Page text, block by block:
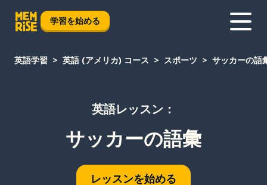
学習を始める
英語学習 英語 (アメリカ) コース スポーツ サッカーの語
英語レッスン：
サッカーの語彙
レッスンを始める